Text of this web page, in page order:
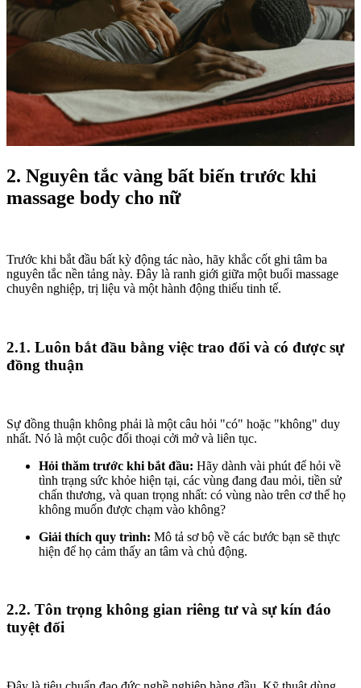
2. Nguyên tắc vàng bất biến trước khi
massage body cho nữ
Trước khi bắt đầu bất kỳ động tác nào, hãy khắc cốt ghi tâm ba
nguyên tắc nền tảng này. Đây là ranh giới giữa một buổi massage
chuyên nghiệp, trị liệu và một hành động thiếu tinh tế.
2.1. Luôn bắt đầu bằng việc trao đổi và có được sự
đồng thuận
Sự đồng thuận không phải là một câu hỏi "có" hoặc "không" duy
nhất. Nó là một cuộc đối thoại cởi mở và liên tục.
Hỏi thăm trước khi bắt đầu: Hãy dành vài phút để hỏi về
tình trạng sức khỏe hiện tại, các vùng đang đau mỏi, tiền sử
chấn thương, và quan trọng nhất: có vùng nào trên cơ thể họ
không muốn được chạm vào không?
Giải thích quy trình: Mô tả sơ bộ về các bước bạn sẽ thực
hiện để họ cảm thấy an tâm và chủ động.
2.2. Tôn trọng không gian riêng tư và sự kín đáo
tuyệt đối